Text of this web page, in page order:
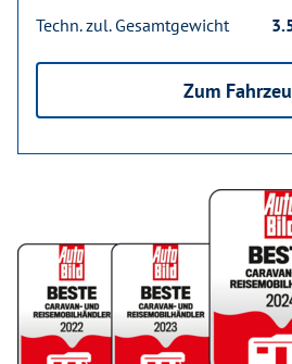
Techn. zul. Gesamtgewicht
Zum